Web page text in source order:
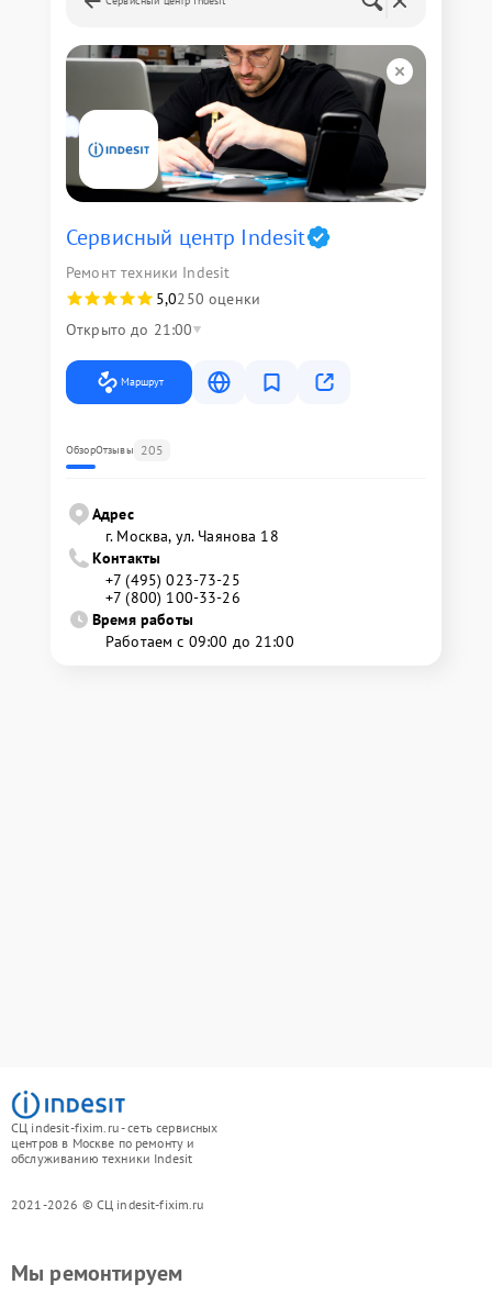
Сервисный центр Indesit
Ремонт техники Indesit
5,0250 оценки
Открыто до 21:00
Маршрут
ОбзорОтзывы 205
Адрес
г. Москва, ул. Чаянова 18
Контакты
+7 (495) 023-73-25
+7 (800) 100-33-26
Время работы
Работаем с 09:00 до 21:00
СЦ indesit-fixim.ru - сеть сервисных
центров в Москве по ремонту и
обслуживанию техники Indesit
2021-2026 © СЦ indesit-fixim.ru
Мы ремонтируем